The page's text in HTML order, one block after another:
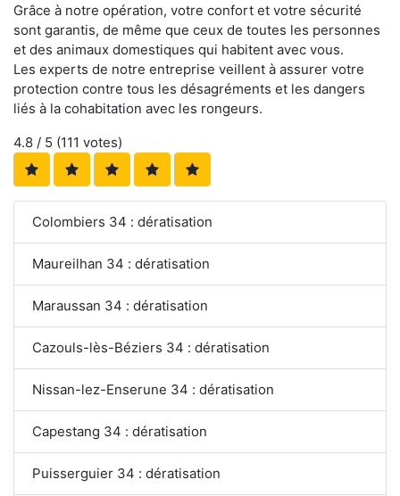
Grâce à notre opération, votre confort et votre sécurité
sont garantis, de même que ceux de toutes les personnes
et des animaux domestiques qui habitent avec vous.
Les experts de notre entreprise veillent à assurer votre
protection contre tous les désagréments et les dangers
liés à la cohabitation avec les rongeurs.
4.8 / 5 (111 votes)
Colombiers 34 : dératisation
Maureilhan 34 : dératisation
Maraussan 34 : dératisation
Cazouls-lès-Béziers 34 : dératisation
Nissan-lez-Enserune 34 : dératisation
Capestang 34 : dératisation
Puisserguier 34 : dératisation